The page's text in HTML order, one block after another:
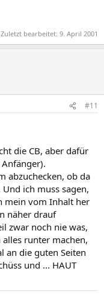
Zuletzt bearbeitet: 9. April 2001
#11
die CB, aber dafür
abzuchecken, ob da
ich muss sagen,
mein vom Inhalt her
näher drauf
zwar noch nie was,
runter machen,
an die guten Seiten
und ... HAUT